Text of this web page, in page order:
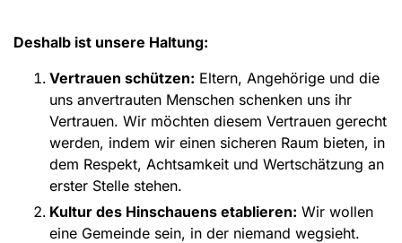
Deshalb ist unsere Haltung:
Vertrauen schützen: Eltern, Angehörige und die
uns anvertrauten Menschen schenken uns ihr
Vertrauen. Wir möchten diesem Vertrauen gerecht
werden, indem wir einen sicheren Raum bieten, in
dem Respekt, Achtsamkeit und Wertschätzung an
erster Stelle stehen.
Kultur des Hinschauens etablieren: Wir wollen
eine Gemeinde sein, in der niemand wegsieht.